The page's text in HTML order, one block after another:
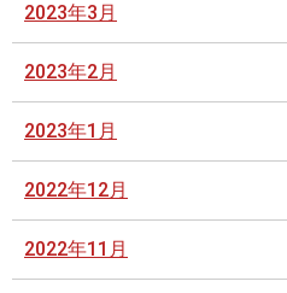
2023年3月
2023年2月
2023年1月
2022年12月
2022年11月